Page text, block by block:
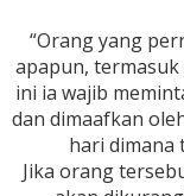
“Orang yang
apapun,
ini ia wajib
dan dimaafkan
hari dimana
Jika orang